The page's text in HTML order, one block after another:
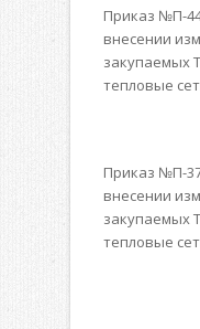
Приказ №П-
внесении
закупаемых
тепловые
Приказ №П-
внесении
закупаемых
тепловые